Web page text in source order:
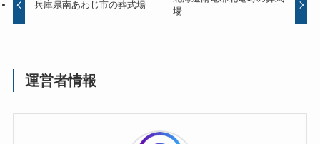
兵庫県南あわじ市の葬式場
場
運営者情報